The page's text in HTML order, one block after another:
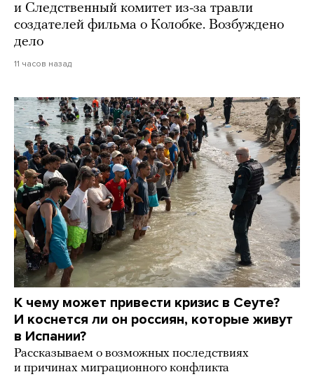
и Следственный комитет из-за травли
создателей фильма о Колобке. Возбуждено
дело
11 часов назад
К чему может привести кризис в Сеуте?
И коснется ли он россиян, которые живут
в Испании?
Рассказываем о возможных последствиях
и причинах миграционного конфликта